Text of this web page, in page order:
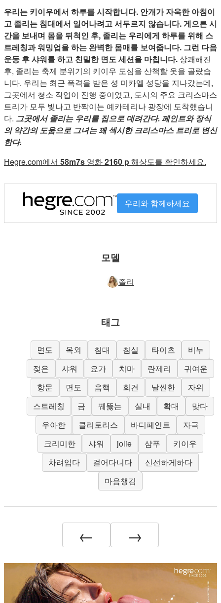
우리는 키이우에서 하루를 시작합니다. 안개가 자욱한 아침이
고 졸리는 침대에서 일어나려고 서두르지 않습니다. 게으른 시
간을 보내며 몸을 뒤척인 후, 졸리는 우리에게 하루를 위해 스
트레칭과 워밍업을 하는 완벽한 몸매를 보여줍니다. 그런 다음
운동 후 샤워를 하고 친밀한 면도 세션을 마칩니다. 상쾌해진
후, 졸리는 축제 분위기의 키이우 도심을 산책할 옷을 골랐습
니다. 우리는 최근 폭격을 받은 성 미카엘 성당을 지나갔는데,
그곳에서 청소 작업이 진행 중이었고, 도시의 주요 크리스마스
트리가 모두 빛나고 반짝이는 예카테리나 광장에 도착했습니
다. 그곳에서 졸리는 우리를 집으로 데려간다. 페인트와 장식
의 약간의 도움으로 그녀는 꽤 섹시한 크리스마스 트리로 변신
한다.
Hegre.com에서 58m7s 영화2160 p해상도를 확인하세요.
우리와 함께하세요
모델
졸리
태그
면도 옥외 침대 침실 타이츠
비누
젖은
샤워 요가 치마 란제리
귀여운
항문
면도 음핵 회견 날씬한
자위
스트레칭
금 꿰뚫는 실내 확대
맞다
우아한
클리토리스 바디페인트
자극
크리미한
샤워 jolie 샴푸
키이우
차려입다
걸어다니다
신선하게하다
마음챙김
← →